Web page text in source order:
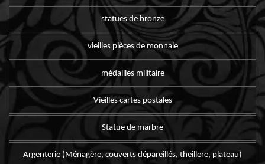
statues de bronze
vieilles pièces de monnaie
médailles militaire
Vieilles cartes postales
Statue de marbre
Argenterie (Ménagère, couverts dépareillés, theillere, plateau)